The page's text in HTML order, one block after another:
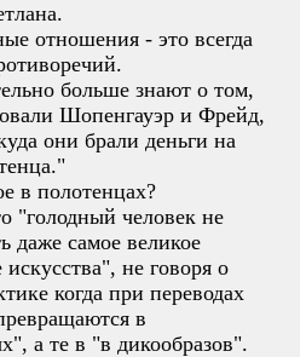
отношения - это всегда
больше знают о том,
Шопенгауэр и Фрейд,
они брали деньги на
в полотенцах?
"голодный человек не
даже самое великое
искусства", не говоря о
когда при переводах
в
а те в "в дикообразов".